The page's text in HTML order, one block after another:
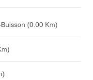
(0.00 Km)